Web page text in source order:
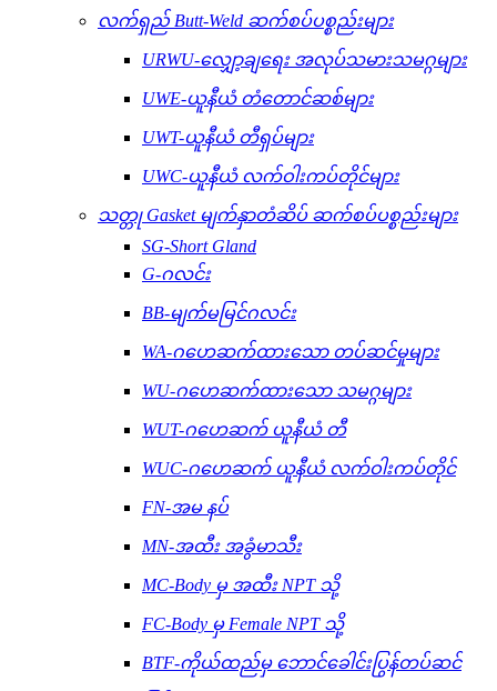
လက်ရှည် Butt-Weld ဆက်စပ်ပစ္စည်းများ
URWU-လျှော့ချရေး အလုပ်သမားသမဂ္ဂများ
UWE-ယူနီယံ တံတောင်ဆစ်များ
UWT-ယူနီယံ တီရှပ်များ
UWC-ယူနီယံ လက်ဝါးကပ်တိုင်များ
သတ္တု Gasket မျက်နှာတံဆိပ် ဆက်စပ်ပစ္စည်းများ
SG-Short Gland
G-ဂလင်း
BB-မျက်မမြင်ဂလင်း
WA-ဂဟေဆက်ထားသော တပ်ဆင်မှုများ
WU-ဂဟေဆက်ထားသော သမဂ္ဂများ
WUT-ဂဟေဆက် ယူနီယံ တီ
WUC-ဂဟေဆက် ယူနီယံ လက်ဝါးကပ်တိုင်
FN-အမ နပ်
MN-အထီး အခွံမာသီး
MC-Body မှ အထီး NPT သို့
FC-Body မှ Female NPT သို့
BTF-ကိုယ်ထည်မှ ဘောင်ခေါင်းပြွန်တပ်ဆင်